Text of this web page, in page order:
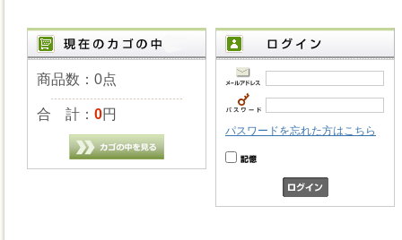
商品数：0点
合 計： 0円
パスワードを忘れた方はこちら